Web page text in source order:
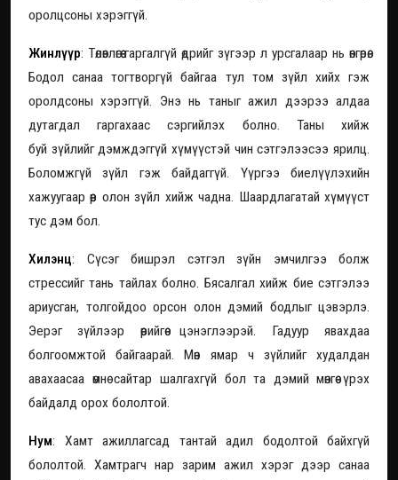
оролцсоны хэрэггүй.
Жинлүүр: Төлөвлөгөө гаргалгүй өдрийг зүгээр л урсгалаар нь өнгөрөө.
Бодол санаа тогтворгүй байгаа тул том зүйл хийх гэж
оролдсоны хэрэггүй. Энэ нь таныг ажил дээрээ алдаа
дутагдал гаргахаас сэргийлэх болно. Таны хийж
буй зүйлийг дэмждэггүй хүмүүстэй чин сэтгэлээсээ ярилц.
Боломжгүй зүйл гэж байдаггүй. Үүргээ биелүүлэхийн
хажуугаар өөр олон зүйл хийж чадна. Шаардлагатай хүмүүст
тус дэм бол.
Хилэнц: Сүсэг бишрэл сэтгэл зүйн эмчилгээ болж
стрессийг тань тайлах болно. Бясалгал хийж бие сэтгэлээ
ариусган, толгойдоо орсон олон дэмий бодлыг цэвэрлэ.
Эерэг зүйлээр өөрийгөө цэнэглээрэй. Гадуур явахдаа
болгоомжтой байгаарай. Мөн ямар ч зүйлийг худалдан
авахаасаа өмнө сайтар шалгахгүй бол та дэмий мөнгөө үрэх
байдалд орох бололтой.
Нум: Хамт ажиллагсад тантай адил бодолтой байхгүй
бололтой. Хамтрагч нар зарим ажил хэрэг дээр санаа